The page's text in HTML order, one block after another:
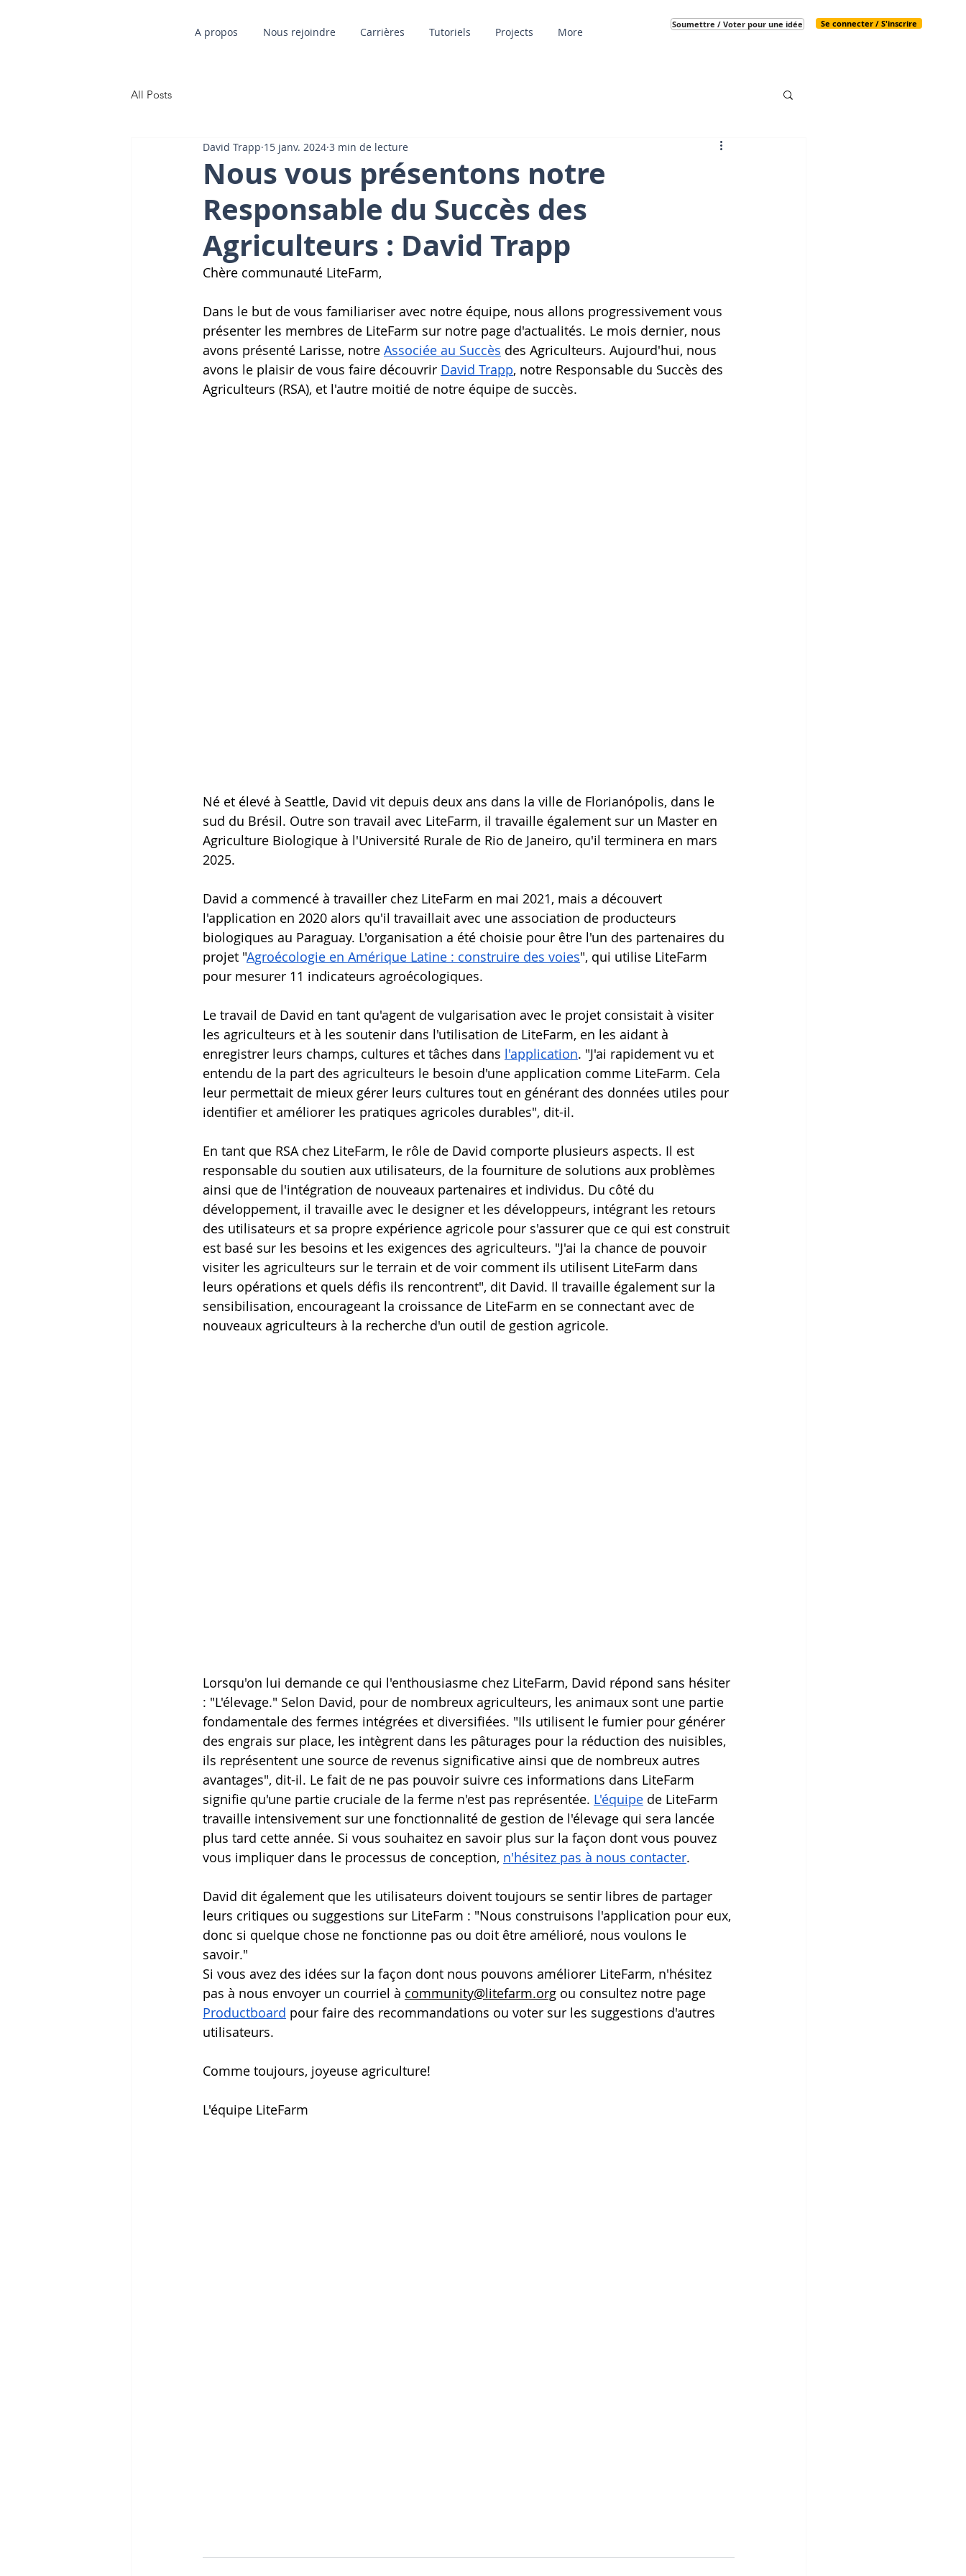
A propos Nous rejoindre Carrières Tutoriels Projects More
Soumettre / Voter pour une idée Se connecter / S'inscrire
All Posts
Nous vous présentons notre
Responsable du Succès des
Agriculteurs : David Trapp
David Trapp 15 janv. 2024 3 min de lecture
Chère communauté LiteFarm,
Dans le but de vous familiariser avec notre équipe, nous allons progressivement vous
présenter les membres de LiteFarm sur notre page d'actualités. Le mois dernier, nous
avons présenté Larisse, notre Associée au Succès des Agriculteurs. Aujourd'hui, nous
avons le plaisir de vous faire découvrir David Trapp, notre Responsable du Succès des
Agriculteurs (RSA), et l'autre moitié de notre équipe de succès.
Né et élevé à Seattle, David vit depuis deux ans dans la ville de Florianópolis, dans le
sud du Brésil. Outre son travail avec LiteFarm, il travaille également sur un Master en
Agriculture Biologique à l'Université Rurale de Rio de Janeiro, qu'il terminera en mars
2025.
David a commencé à travailler chez LiteFarm en mai 2021, mais a découvert
l'application en 2020 alors qu'il travaillait avec une association de producteurs
biologiques au Paraguay. L'organisation a été choisie pour être l'un des partenaires du
projet "Agroécologie en Amérique Latine : construire des voies", qui utilise LiteFarm
pour mesurer 11 indicateurs agroécologiques.
Le travail de David en tant qu'agent de vulgarisation avec le projet consistait à visiter
les agriculteurs et à les soutenir dans l'utilisation de LiteFarm, en les aidant à
enregistrer leurs champs, cultures et tâches dans l'application. "J'ai rapidement vu et
entendu de la part des agriculteurs le besoin d'une application comme LiteFarm. Cela
leur permettait de mieux gérer leurs cultures tout en générant des données utiles pour
identifier et améliorer les pratiques agricoles durables", dit-il.
En tant que RSA chez LiteFarm, le rôle de David comporte plusieurs aspects. Il est
responsable du soutien aux utilisateurs, de la fourniture de solutions aux problèmes
ainsi que de l'intégration de nouveaux partenaires et individus. Du côté du
développement, il travaille avec le designer et les développeurs, intégrant les retours
des utilisateurs et sa propre expérience agricole pour s'assurer que ce qui est construit
est basé sur les besoins et les exigences des agriculteurs. "J'ai la chance de pouvoir
visiter les agriculteurs sur le terrain et de voir comment ils utilisent LiteFarm dans
leurs opérations et quels défis ils rencontrent", dit David. Il travaille également sur la
sensibilisation, encourageant la croissance de LiteFarm en se connectant avec de
nouveaux agriculteurs à la recherche d'un outil de gestion agricole.
Lorsqu'on lui demande ce qui l'enthousiasme chez LiteFarm, David répond sans hésiter
: "L'élevage." Selon David, pour de nombreux agriculteurs, les animaux sont une partie
fondamentale des fermes intégrées et diversifiées. "Ils utilisent le fumier pour générer
des engrais sur place, les intègrent dans les pâturages pour la réduction des nuisibles,
ils représentent une source de revenus significative ainsi que de nombreux autres
avantages", dit-il. Le fait de ne pas pouvoir suivre ces informations dans LiteFarm
signifie qu'une partie cruciale de la ferme n'est pas représentée. L'équipe de LiteFarm
travaille intensivement sur une fonctionnalité de gestion de l'élevage qui sera lancée
plus tard cette année. Si vous souhaitez en savoir plus sur la façon dont vous pouvez
vous impliquer dans le processus de conception, n'hésitez pas à nous contacter.
David dit également que les utilisateurs doivent toujours se sentir libres de partager
leurs critiques ou suggestions sur LiteFarm : "Nous construisons l'application pour eux,
donc si quelque chose ne fonctionne pas ou doit être amélioré, nous voulons le
savoir."
Si vous avez des idées sur la façon dont nous pouvons améliorer LiteFarm, n'hésitez
pas à nous envoyer un courriel à community@litefarm.org ou consultez notre page
Productboard pour faire des recommandations ou voter sur les suggestions d'autres
utilisateurs.
Comme toujours, joyeuse agriculture!
L'équipe LiteFarm